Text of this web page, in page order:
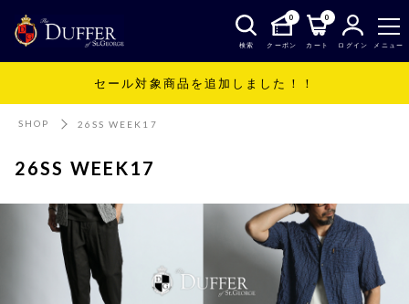
検索
0
クーポン
0
カート ログイン メニュー
セール対象商品を追加しました！！
SHOP 26SS WEEK17
26SS WEEK17